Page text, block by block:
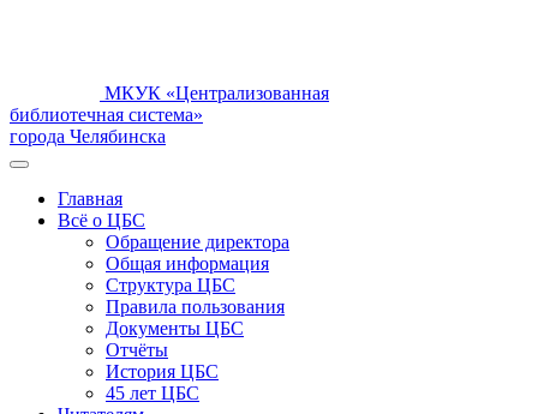
МКУК «Централизованная
библиотечная система»
города Челябинска
Главная
Всё о ЦБС
Обращение директора
Общая информация
Структура ЦБС
Правила пользования
Документы ЦБС
Отчёты
История ЦБС
45 лет ЦБС